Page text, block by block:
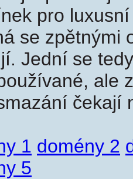
pro
se zpětnými
Jední se
ale
čekají
1 domény 2
5